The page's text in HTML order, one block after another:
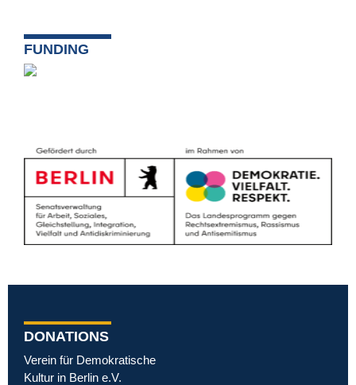
FUNDING
DONATIONS
Verein für Demokratische
Kultur in Berlin e.V.